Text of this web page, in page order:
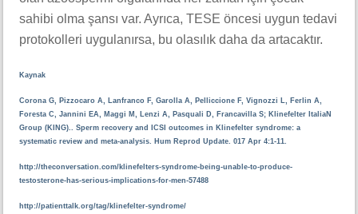
sahibi olma şansı var. Ayrıca, TESE öncesi uygun tedavi
protokolleri uygulanırsa, bu olasılık daha da artacaktır.
Kaynak
Corona G, Pizzocaro A, Lanfranco F, Garolla A, Pelliccione F, Vignozzi L, Ferlin A,
Foresta C, Jannini EA, Maggi M, Lenzi A, Pasquali D, Francavilla S; Klinefelter ItaliaN
Group (KING).. Sperm recovery and ICSI outcomes in Klinefelter syndrome: a
systematic review and meta-analysis. Hum Reprod Update. 017 Apr 4:1-11.
http://theconversation.com/klinefelters-syndrome-being-unable-to-produce-
testosterone-has-serious-implications-for-men-57488
http://patienttalk.org/tag/klinefelter-syndrome/